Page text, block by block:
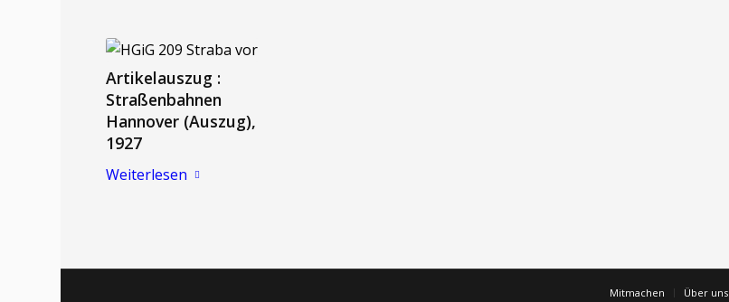
Artikelauszug :
Straßenbahnen
Hannover (Auszug),
1927
Weiterlesen
Mitmachen Über uns